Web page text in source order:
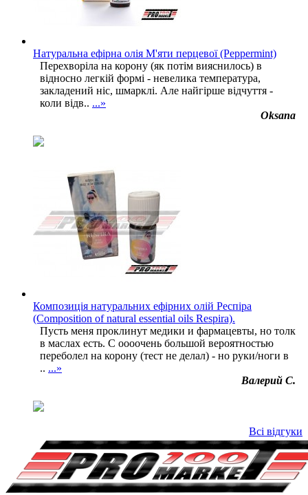
Натуральна ефірна олія М'яти перцевої (Peppermint)
Перехворіла на корону (як потім вияснилось) в
відносно легкій формі - невелика температура,
закладений ніс, шмарклі. Але найгірше відчуття -
коли відв.. ...»
Oksana
Композиція натуральних ефірних олій Респіра
(Composition of natural essential oils Respira).
Пусть меня проклинут медики и фармацевты, но толк
в маслах есть. С оооочень большой вероятностью
переболел на корону (тест не делал) - но руки/ноги в
.. ...»
Валерий С.
Всі відгуки